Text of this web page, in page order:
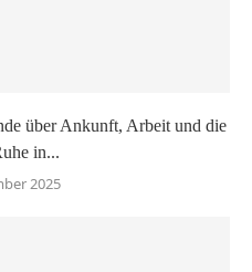
über Ankunft, Arbeit und die
in...
2025